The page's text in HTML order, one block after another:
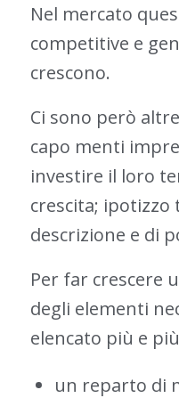
Nel mercato
competitive e
crescono.
Ci sono però
capo menti
investire il loro
crescita;
descrizione e di
Per far crescere
degli elementi
elencato più e
un reparto di